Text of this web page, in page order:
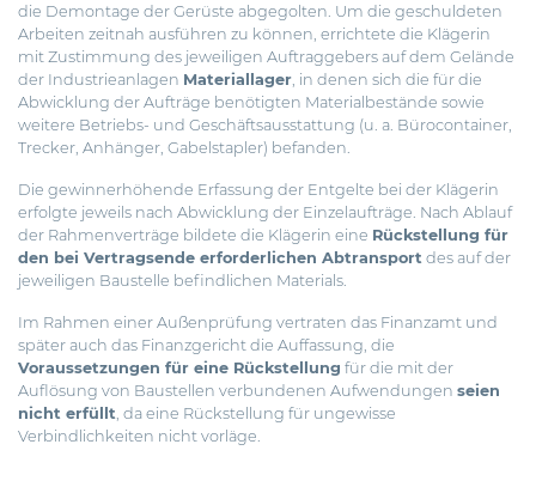
die Demontage der Gerüste abgegolten. Um die geschuldeten
Arbeiten zeitnah ausführen zu können, errichtete die Klägerin
mit Zustimmung des jeweiligen Auftraggebers auf dem Gelände
der Industrieanlagen Materiallager , in denen sich die für die
Abwicklung der Aufträge benötigten Materialbestände sowie
weitere Betriebs- und Geschäftsausstattung (u. a. Bürocontainer,
Trecker, Anhänger, Gabelstapler) befanden.
Die gewinnerhöhende Erfassung der Entgelte bei der Klägerin
erfolgte jeweils nach Abwicklung der Einzelaufträge. Nach Ablauf
der Rahmenverträge bildete die Klägerin eine Rückstellung für
den bei Vertragsende erforderlichen Abtransport des auf der
jeweiligen Baustelle befindlichen Materials.
Im Rahmen einer Außenprüfung vertraten das Finanzamt und
später auch das Finanzgericht die Auffassung, die
Voraussetzungen für eine Rückstellung für die mit der
Auflösung von Baustellen verbundenen Aufwendungen seien
nicht erfüllt , da eine Rückstellung für ungewisse
Verbindlichkeiten nicht vorläge.